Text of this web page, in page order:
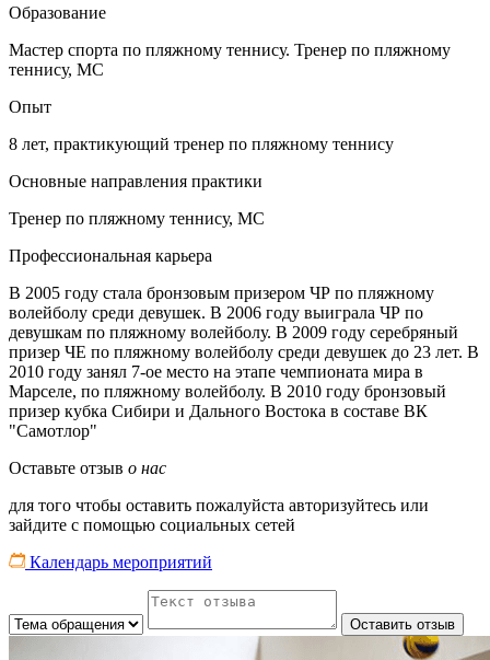
Образование
Мастер спорта по пляжному теннису. Тренер по пляжному
теннису, МС
Опыт
8 лет, практикующий тренер по пляжному теннису
Основные направления практики
Тренер по пляжному теннису, МС
Профессиональная карьера
В 2005 году стала бронзовым призером ЧР по пляжному
волейболу среди девушек. В 2006 году выиграла ЧР по
девушкам по пляжному волейболу. В 2009 году серебряный
призер ЧЕ по пляжному волейболу среди девушек до 23 лет. В
2010 году занял 7-ое место на этапе чемпионата мира в
Марселе, по пляжному волейболу. В 2010 году бронзовый
призер кубка Сибири и Дального Востока в составе ВК
"Самотлор"
Оставьте отзыв о нас
для того чтобы оставить пожалуйста авторизуйтесь или
зайдите с помощью социальных сетей
Календарь мероприятий